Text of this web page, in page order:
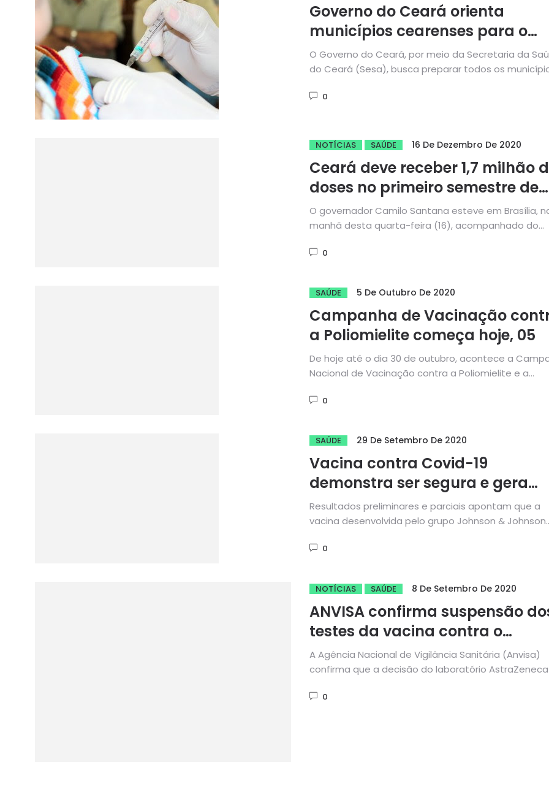
Governo do Ceará orienta
municípios cearenses para o
cadastro de vacinadores
a Covid-19
O Governo do Ceará, por meio da Secretaria da
do Ceará (Sesa), busca preparar todos os
0
NOTÍCIAS SAÚDE 16 De Dezembro De 2020
Ceará deve receber 1,7 milhão
doses no primeiro semestre de
2021
O governador Camilo Santana esteve em Brasília,
manhã desta quarta-feira (16), acompanhado do
0
SAÚDE 5 De Outubro De 2020
Campanha de Vacinação
a Poliomielite começa hoje, 05
De hoje até o dia 30 de outubro, acontece a
Nacional de Vacinação contra a Poliomielite e a...
0
SAÚDE 29 De Setembro De 2020
Vacina contra Covid-19
demonstra ser segura e gera
imunidade, apontam resultados
preliminares
Resultados preliminares e parciais apontam que a
vacina desenvolvida pelo grupo Johnson & Johnson
0
NOTÍCIAS SAÚDE 8 De Setembro De 2020
ANVISA confirma suspensão
testes da vacina contra o
coronavírus de Oxford
A Agência Nacional de Vigilância Sanitária (Anvisa)
confirma que a decisão do laboratório
0